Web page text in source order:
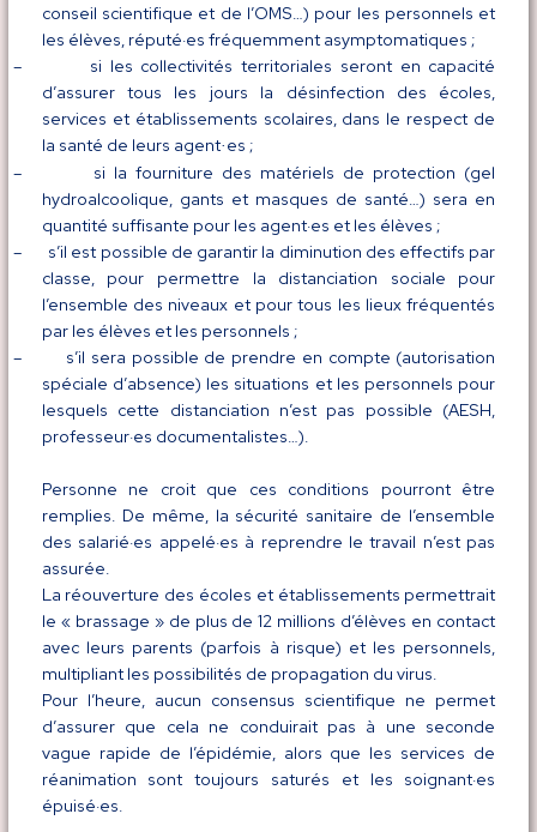
conseil scientifique et de l’OMS…) pour les personnels et
les élèves, réputé·es fréquemment asymptomatiques ;
–
si les collectivités territoriales seront en capacité
d’assurer tous les jours la désinfection des écoles,
services et établissements scolaires, dans le respect de
la santé de leurs agent· es ;
–
si la fourniture des matériels de protection (gel
hydroalcoolique, gants et masques de santé…) sera en
quantité suffisante pour les agent·es et les élèves ;
–
s’il est possible de garantir la diminution des effectifs par
classe, pour permettre la distanciation sociale pour
l’ensemble des niveaux et pour tous les lieux fréquentés
par les élèves et les personnels ;
–
s’il sera possible de prendre en compte (autorisation
spéciale d’absence) les situations et les personnels pour
lesquels cette distanciation n’est pas possible (AESH,
professeur·es documentalistes…).
Personne ne croit que ces conditions pourront être
remplies. De même, la sécurité sanitaire de l’ensemble
des salarié·es appelé·es à reprendre le travail n’est pas
assurée.
La réouverture des écoles et établissements permettrait
le « brassage » de plus de 12 millions d’élèves en contact
avec leurs parents (parfois à risque) et les personnels,
multipliant les possibilités de propagation du virus.
Pour l’heure, aucun consensus scientifique ne permet
d’assurer que cela ne conduirait pas à une seconde
vague rapide de l’épidémie, alors que les services de
réanimation sont toujours saturés et les soignant·es
épuisé·es.